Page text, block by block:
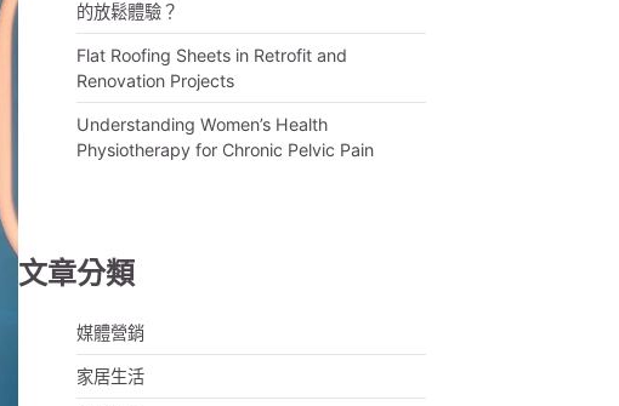
的放鬆體驗？
Flat Roofing Sheets in Retrofit and
Renovation Projects
Understanding Women’s Health
Physiotherapy for Chronic Pelvic Pain
文章分類
媒體營銷
家居生活